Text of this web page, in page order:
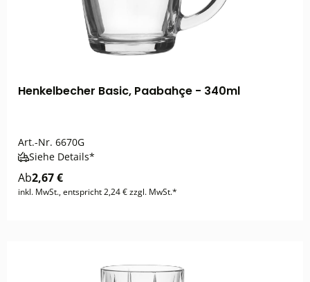
Henkelbecher Basic, Paabahçe - 340ml
Art.-Nr. 6670G
Siehe Details*
Ab2,67 €
inkl. MwSt., entspricht 2,24 € zzgl. MwSt.*